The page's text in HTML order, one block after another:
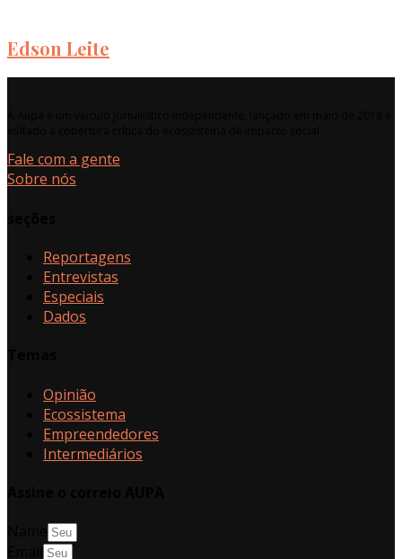
Edson Leite
Fale com a gente
Sobre nós
Reportagens
Entrevistas
Especiais
Dados
Opinião
Ecossistema
Empreendedores
Intermediários